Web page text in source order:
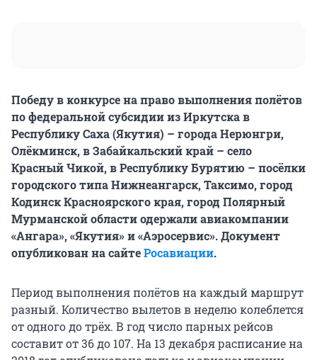
Победу в конкурсе на право выполнения полётов
по федеральной субсидии из Иркутска в
Республику Саха (Якутия) – города Нерюнгри,
Олёкминск, в Забайкальский край – село
Красный Чикой, в Республику Бурятию – посёлки
городского типа Нижнеангарск, Таксимо, город
Кодинск Красноярского края, город Полярный
Мурманской области одержали авиакомпании
«Ангара», «Якутия» и «Аэросервис». Документ
опубликован на сайтеРосавиации.
Период выполнения полётов на каждый маршрут
разный. Количество вылетов в неделю колеблется
от одного до трёх. В год число парных рейсов
составит от 36 до 107. На 13 декабря расписание на